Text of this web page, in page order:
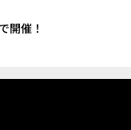
開催！